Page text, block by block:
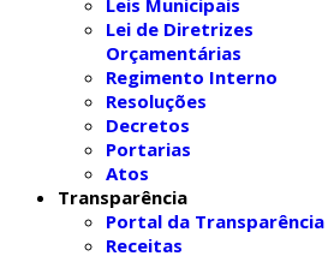
Lei de Diretrizes
Orçamentárias
Regimento Interno
Resoluções
Decretos
Portarias
Atos
Transparência
Portal da Transparência
Receitas